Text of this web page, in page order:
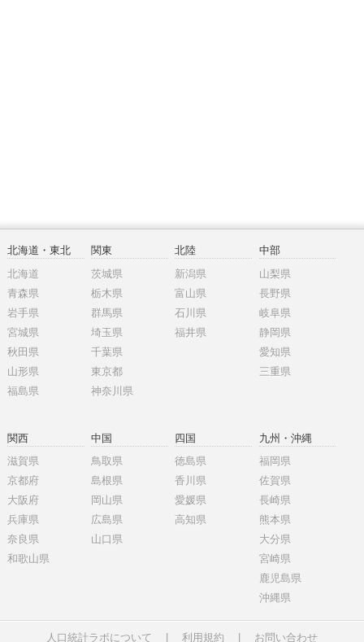
北海道・東北
北海道
青森県
岩手県
宮城県
秋田県
山形県
福島県
関東
茨城県
栃木県
群馬県
埼玉県
千葉県
東京都
神奈川県
北陸
新潟県
富山県
石川県
福井県
中部
山梨県
長野県
岐阜県
静岡県
愛知県
三重県
関西
滋賀県
京都府
大阪府
兵庫県
奈良県
和歌山県
中国
鳥取県
島根県
岡山県
広島県
山口県
四国
徳島県
香川県
愛媛県
高知県
九州・沖縄
福岡県
佐賀県
長崎県
熊本県
大分県
宮崎県
鹿児島県
沖縄県
人口統計ラボについて 利用規約 お問い合わせ